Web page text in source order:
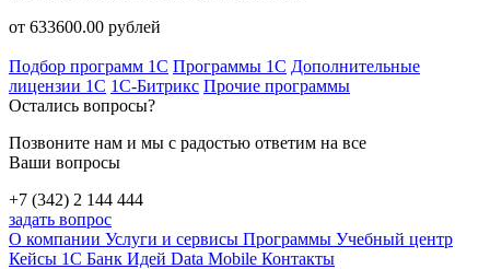
от 633600.00 рублей
Подбор программ 1С Программы 1С Дополнительные
лицензии 1С 1С-Битрикс Прочие программы
Остались вопросы?
Позвоните нам и мы с радостью ответим на все
Ваши вопросы
+7 (342) 2 144 444
задать вопрос
О компании Услуги и сервисы Программы Учебный центр
Кейсы 1С Банк Идей Data Mobile Контакты